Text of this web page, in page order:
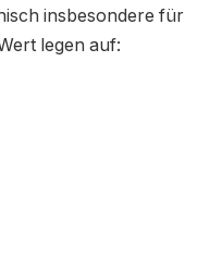
insbesondere für
legen auf: